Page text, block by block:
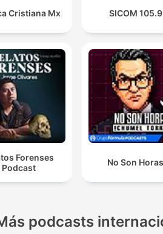
Cristiana Mx SICOM 105.9
Forenses
Podcast
No Son Horas
podcasts